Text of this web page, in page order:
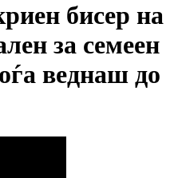
бисер на
за семеен
веднаш до